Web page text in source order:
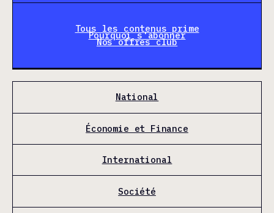
Tous les contenus prime
Pourquoi s'abonner
Nos offres club
National
Économie et Finance
International
Société